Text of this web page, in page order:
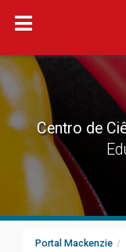
Centro de
Portal Mackenzie